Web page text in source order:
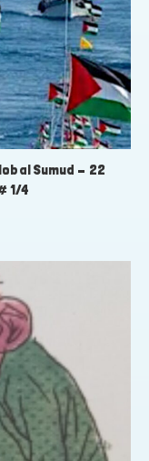
Sumud – 22
1/4